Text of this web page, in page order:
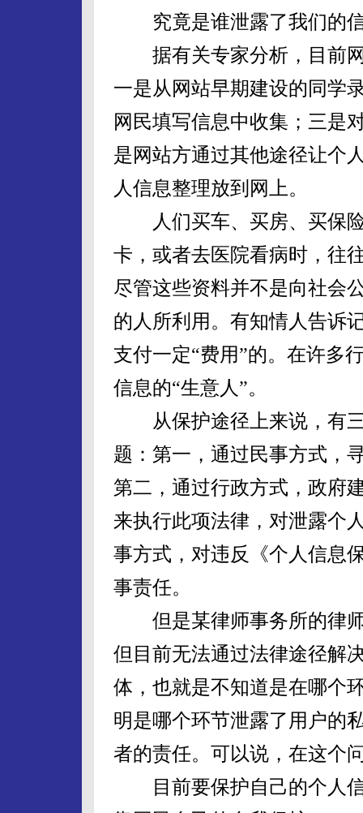
究竟是谁泄露了我们的信
据有关专家分析，目前网
一是从网站早期建设的同学
网民填写信息中收集；三是
是网站方通过其他途径让个
人信息整理放到网上。
人们买车、买房、买保险
卡，或者去医院看病时，往
尽管这些资料并不是向社会
的人所利用。有知情人告诉
支付一定“费用”的。在许多
信息的“生意人”。
从保护途径上来说，有三
题：第一，通过民事方式，
第二，通过行政方式，政府
来执行此项法律，对泄露个
事方式，对违反《个人信息
事责任。
但是某律师事务所的律师
但目前无法通过法律途径解
体，也就是不知道是在哪个
明是哪个环节泄露了用户的
者的责任。可以说，在这个
目前要保护自己的个人信